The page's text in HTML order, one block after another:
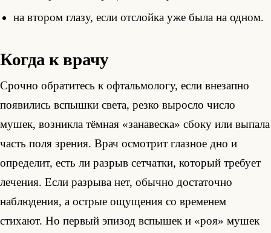
на втором глазу, если отслойка уже была на одном.
Когда к врачу
Срочно обратитесь к офтальмологу, если внезапно
появились вспышки света, резко выросло число
мушек, возникла тёмная «занавеска» сбоку или выпала
часть поля зрения. Врач осмотрит глазное дно и
определит, есть ли разрыв сетчатки, который требует
лечения. Если разрыва нет, обычно достаточно
наблюдения, а острые ощущения со временем
стихают. Но первый эпизод вспышек и «роя» мушек